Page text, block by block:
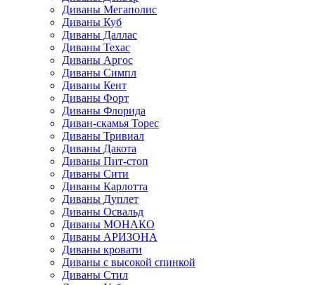
Диваны Мегаполис
Диваны Куб
Диваны Даллас
Диваны Техас
Диваны Аргос
Диваны Симпл
Диваны Кент
Диваны Форт
Диваны Флорида
Диван-скамья Торес
Диваны Тривиал
Диваны Дакота
Диваны Пит-стоп
Диваны Сити
Диваны Карлотта
Диваны Дуплет
Диваны Освальд
Диваны МОНАКО
Диваны АРИЗОНА
Диваны кровати
Диваны с высокой спинкой
Диваны Стил